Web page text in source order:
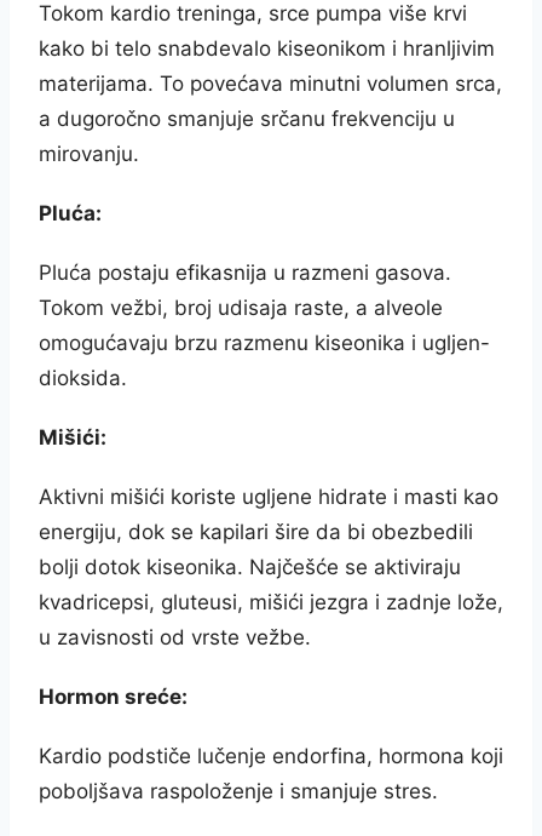
Tokom kardio treninga, srce pumpa više krvi
kako bi telo snabdevalo kiseonikom i hranljivim
materijama. To povećava minutni volumen srca,
a dugoročno smanjuje srčanu frekvenciju u
mirovanju.
Pluća:
Pluća postaju efikasnija u razmeni gasova.
Tokom vežbi, broj udisaja raste, a alveole
omogućavaju brzu razmenu kiseonika i ugljen-
dioksida.
Mišići:
Aktivni mišići koriste ugljene hidrate i masti kao
energiju, dok se kapilari šire da bi obezbedili
bolji dotok kiseonika. Najčešće se aktiviraju
kvadricepsi, gluteusi, mišići jezgra i zadnje lože,
u zavisnosti od vrste vežbe.
Hormon sreće:
Kardio podstiče lučenje endorfina, hormona koji
poboljšava raspoloženje i smanjuje stres.